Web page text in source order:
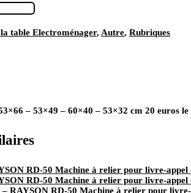
table Electroménager, Autre, Rubriques
– 53×49 – 60×40 – 53×32 cm 20 euros